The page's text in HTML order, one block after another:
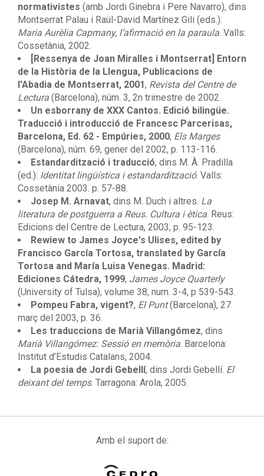
normativistes (amb Jordi Ginebra i Pere Navarro), dins
Montserrat Palau i Raül-David Martínez Gili (eds.):
Maria Aurèlia Capmany, l’afirmació en la paraula . Valls:
Cossetània, 2002.
[Ressenya de Joan Miralles i Montserrat] Entorn
de la Història de la Llengua, Publicacions de
l'Abadia de Montserrat, 2001, Revista del Centre de
Lectura (Barcelona), núm. 3, 2n trimestre de 2002.
Un esborrany de XXX Cantos. Edició bilingüe.
Traducció i introducció de Francesc Parcerisas,
Barcelona, Ed. 62 - Empúries, 2000, Els Marges
(Barcelona), núm. 69, gener del 2002, p. 113-116.
Estandardització i traducció, dins M. À. Pradilla
(ed.): Identitat lingüística i estandardització. Valls:
Cossetània 2003. p. 57-88.
Josep M. Arnavat, dins M. Duch i altres. La
literatura de postguerra a Reus. Cultura i ètica . Reus:
Edicions del Centre de Lectura, 2003, p. 95-123.
Rewiew to James Joyce's Ulises, edited by
Francisco García Tortosa, translated by García
Tortosa and María Luisa Venegas. Madrid:
Ediciones Cátedra, 1999, James Joyce Quarterly
(University of Tulsa), volume 38, num. 3-4, p 539-543.
Pompeu Fabra, vigent?, El Punt(Barcelona), 27
març del 2003, p. 36.
Les traduccions de Marià Villangómez, dins
Marià Villangómez: Sessió en memòria . Barcelona:
Institut d’Estudis Catalans, 2004.
La poesia de Jordi Gebellí, dins Jordi Gebellí. El
deixant del temps. Tarragona: Arola, 2005.
Amb el suport de: